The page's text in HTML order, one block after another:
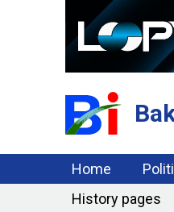
Home
History pages